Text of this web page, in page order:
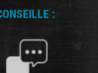
: